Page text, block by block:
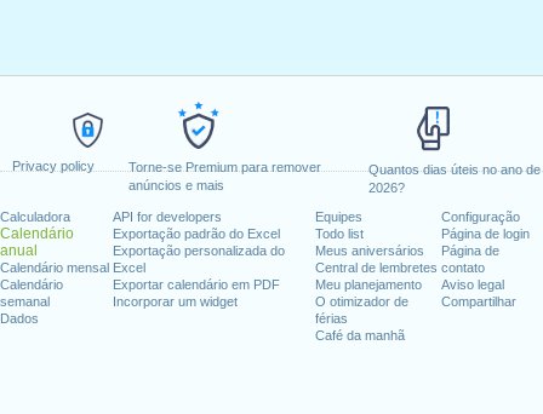
Privacy policy
Torne-se Premium para remover
anúncios e mais
Quantos dias úteis no ano de
2026?
Calculadora
Calendário
anual
Calendário mensal
Calendário
semanal
Dados
API for developers
Exportação padrão do Excel
Exportação personalizada do
Excel
Exportar calendário em PDF
Incorporar um widget
Equipes
Todo list
Meus aniversários
Central de lembretes
Meu planejamento
O otimizador de
férias
Café da manhã
Configuração
Página de login
Página de
contato
Aviso legal
Compartilhar